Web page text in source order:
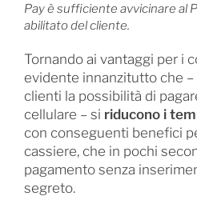
Pay è sufficiente avvicinare al
abilitato del cliente.
Tornando ai vantaggi per i
evidente innanzitutto che
clienti la possibilità di
cellulare – si riducono i
con conseguenti benefici
cassiere, che in pochi
pagamento senza
segreto.